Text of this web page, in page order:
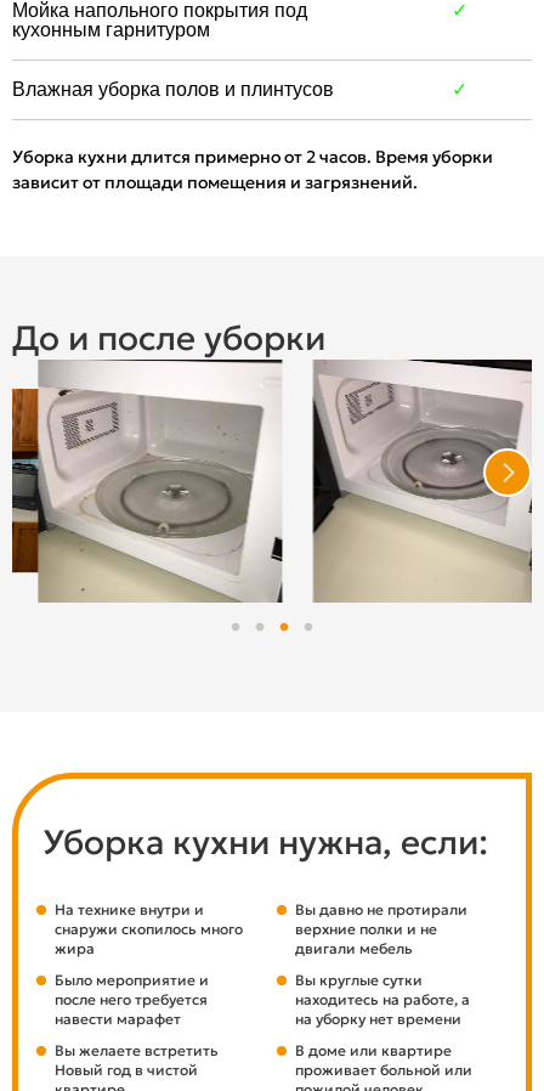
Мойка напольного покрытия под
кухонным гарнитуром
✓
Влажная уборка полов и плинтусов ✓
Уборка кухни длится примерно от 2 часов. Время уборки
зависит от площади помещения и загрязнений.
До и после уборки
Уборка кухни нужна, если:
На технике внутри и
снаружи скопилось много
жира
Вы давно не протирали
верхние полки и не
двигали мебель
Было мероприятие и
после него требуется
навести марафет
Вы круглые сутки
находитесь на работе, а
на уборку нет времени
Вы желаете встретить
Новый год в чистой
В доме или квартире
проживает больной или